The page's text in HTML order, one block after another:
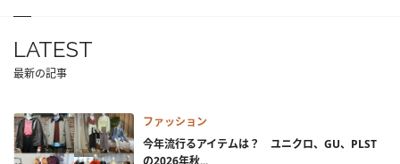
LATEST
最新の記事
ファッション
今年流行るアイテムは？ ユニクロ、GU、PLST